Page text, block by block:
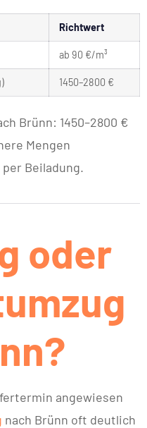
Richtwert
ab 90 €/m³
1450–2800 €
Brünn: 1450–2800 €
Mengen
Beiladung.
oder
angewiesen
nach Brünn oft deutlich